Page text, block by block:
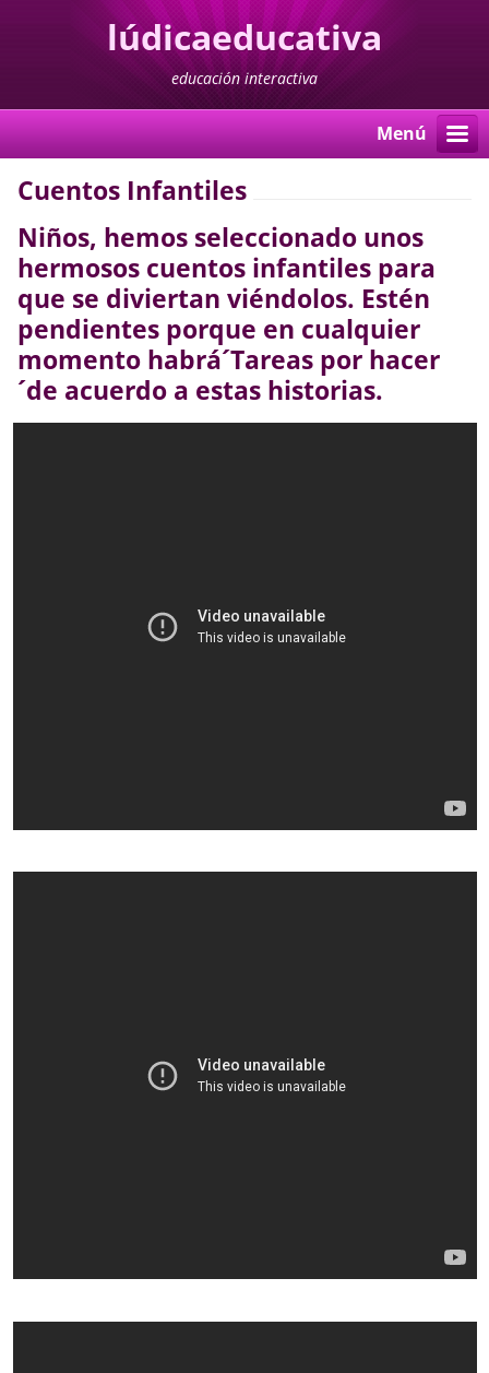
lúdicaeducativa
educación interactiva
Menú
Cuentos Infantiles
Niños, hemos seleccionado unos
hermosos cuentos infantiles para
que se diviertan viéndolos. Estén
pendientes porque en cualquier
momento habrá´Tareas por hacer
´de acuerdo a estas historias.